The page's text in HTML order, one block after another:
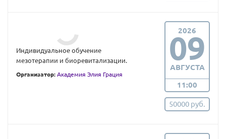
Индивидуальное обучение
мезотерапии и биоревитализации.
Организатор: Академия Элия Грация
2026
09
АВГУСТА
11:00
50000 руб.